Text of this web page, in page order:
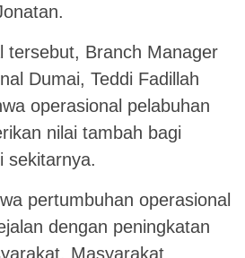
tersebut, Branch Manager
Dumai, Teddi Fadillah
operasional pelabuhan
nilai tambah bagi
sekitarnya.
pertumbuhan operasional
dengan peningkatan
Masyarakat